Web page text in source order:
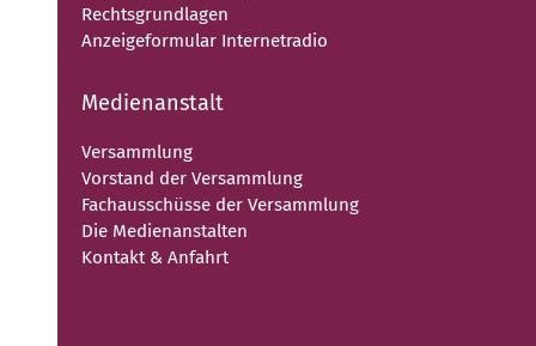
Rechtsgrundlagen
Anzeigeformular Internetradio
Medienanstalt
Versammlung
Vorstand der Versammlung
Fachausschüsse der Versammlung
Die Medienanstalten
Kontakt & Anfahrt